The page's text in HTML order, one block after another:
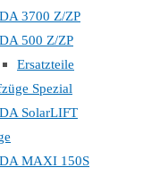
3700 Z/ZP
500 Z/ZP
Ersatzteile
Spezial
SolarLIFT
MAXI 150S